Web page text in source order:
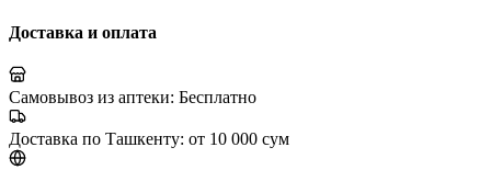
Доставка и оплата
Самовывоз из аптеки: Бесплатно
Доставка по Ташкенту: от 10 000 сум